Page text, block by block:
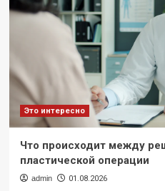
Это интересно
Что происходит между
пластической операции
admin 01.08.2026